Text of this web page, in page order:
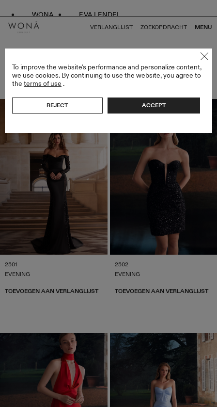
WONA EVA LENDEL
VERLANGLIJST ZOEKOPDRACHT MENU
SPRING DROP
ARTIKELEN (25)
2501
EVENING
TOEVOEGEN AAN VERLANGLIJST
2502
EVENING
TOEVOEGEN AAN VERLANGLIJST
To improve the website's performance and personalize content,
we use cookies. By continuing to use the website, you agree to
the terms of use .
REJECT ACCEPT